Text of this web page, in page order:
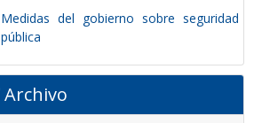
Medidas del gobierno sobre seguridad
pública
Archivo